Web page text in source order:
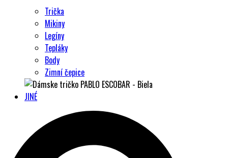
Trička
Mikiny
Legíny
Tepláky
Body
Zimní čepice
JINÉ